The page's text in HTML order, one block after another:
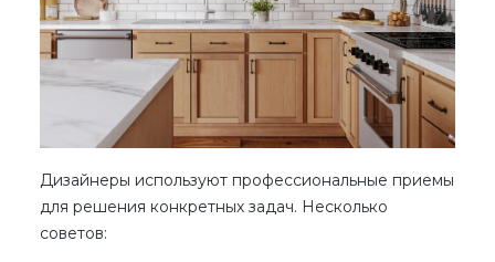
Дизайнеры используют профессиональные приемы
для решения конкретных задач. Несколько
советов: